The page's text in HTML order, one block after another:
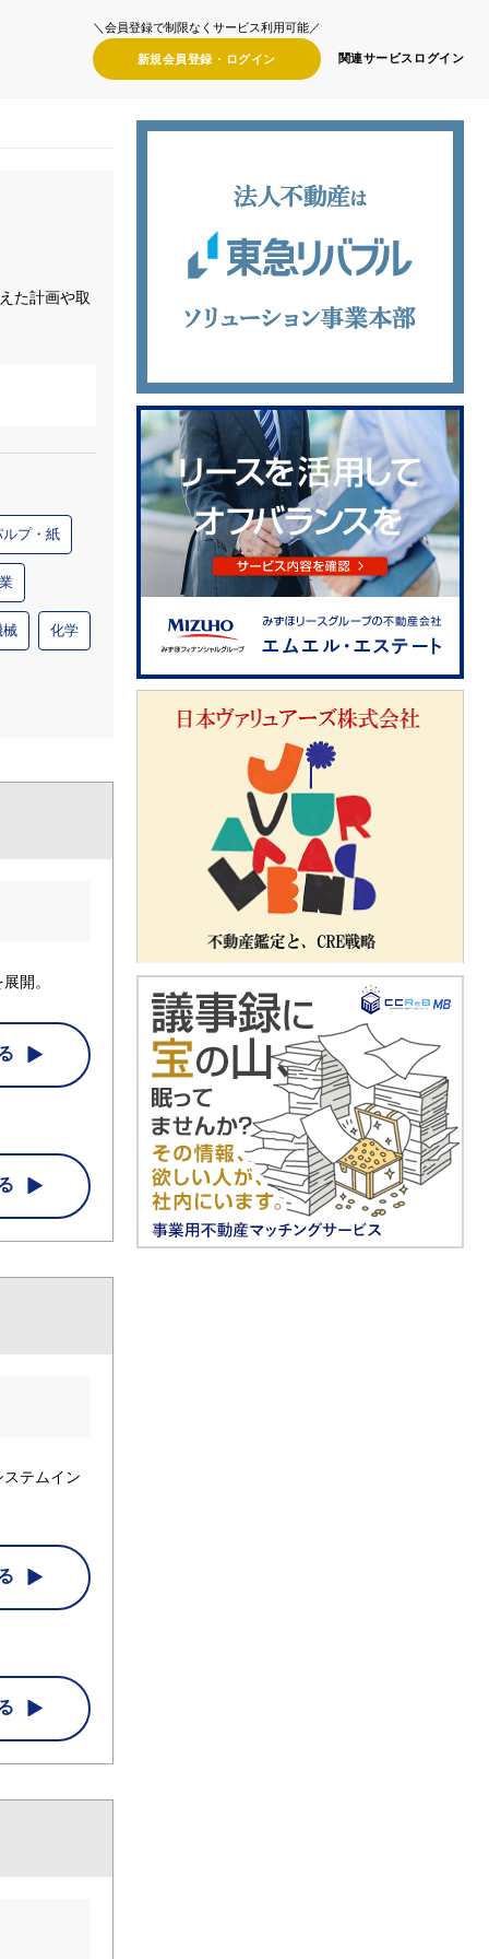
＼会員登録で制限なくサービス利用可能／
新規会員登録・ ログイン 関連サービス ログイン
た計画や取
ルプ・紙
械 化学
開。
テムイン